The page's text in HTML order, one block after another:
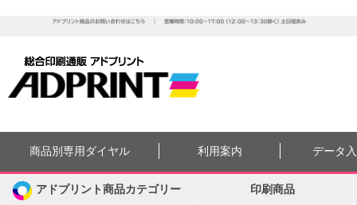
商品別専用ダイヤル 利用案内 データ
アドプリント商品カテゴリー 印刷商品